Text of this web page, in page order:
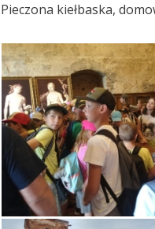
Pieczona kiełbaska,